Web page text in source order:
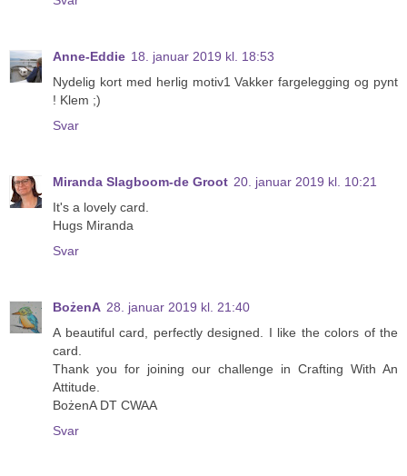
Anne-Eddie 18. januar 2019 kl. 18:53
Nydelig kort med herlig motiv1 Vakker fargelegging og pynt
! Klem ;)
Svar
Miranda Slagboom-de Groot 20. januar 2019 kl. 10:21
It's a lovely card.
Hugs Miranda
Svar
BożenA 28. januar 2019 kl. 21:40
A beautiful card, perfectly designed. I like the colors of the
card.
Thank you for joining our challenge in Crafting With An
Attitude.
BożenA DT CWAA
Svar